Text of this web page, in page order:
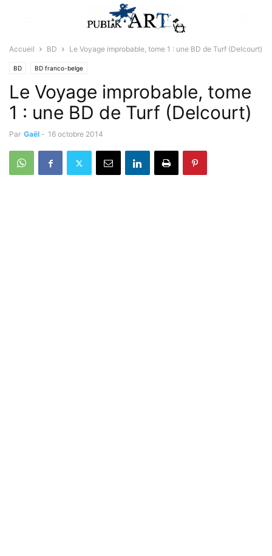
Accueil BD Le Voyage improbable, tome 1 : une BD de Turf (Delcourt)
BD BD franco-belge
Le Voyage improbable, tome
1 : une BD de Turf (Delcourt)
Par Gaël - 16 octobre 2014